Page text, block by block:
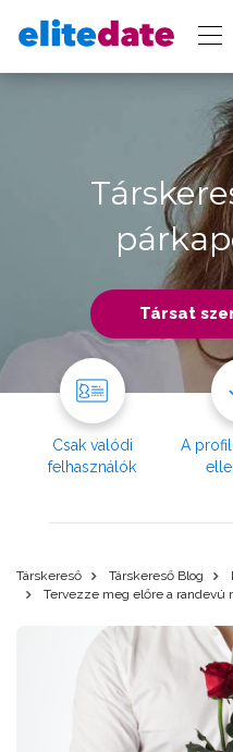
Társat
Csak valódi
felhasználók
A
Társkereső Társkereső Blog
Tervezze meg előre a randevú